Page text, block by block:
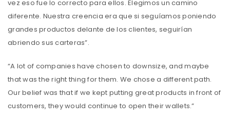
vez eso fue lo correcto para ellos. Elegimos un camino
diferente. Nuestra creencia era que si seguíamos poniendo
grandes productos delante de los clientes, seguirían
abriendo sus carteras”.
“A lot of companies have chosen to downsize, and maybe
that was the right thing for them. We chose a different path.
Our belief was that if we kept putting great products in front of
customers, they would continue to open their wallets.”